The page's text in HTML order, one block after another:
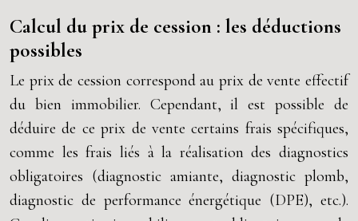
Calcul du prix de cession : les déductions
possibles
Le prix de cession correspond au prix de vente effectif
du bien immobilier. Cependant, il est possible de
déduire de ce prix de vente certains frais spécifiques,
comme les frais liés à la réalisation des diagnostics
obligatoires (diagnostic amiante, diagnostic plomb,
diagnostic de performance énergétique (DPE), etc.).